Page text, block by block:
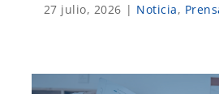
27 julio, 2026 | Noticia,